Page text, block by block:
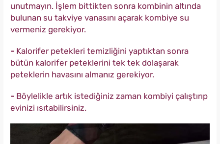
unutmayın. İşlem bittikten sonra kombinin altında
bulunan su takviye vanasını açarak kombiye su
vermeniz gerekiyor.
- Kalorifer petekleri temizliğini yaptıktan sonra
bütün kalorifer peteklerini tek tek dolaşarak
peteklerin havasını almanız gerekiyor.
- Böylelikle artık istediğiniz zaman kombiyi çalıştırıp
evinizi ısıtabilirsiniz.